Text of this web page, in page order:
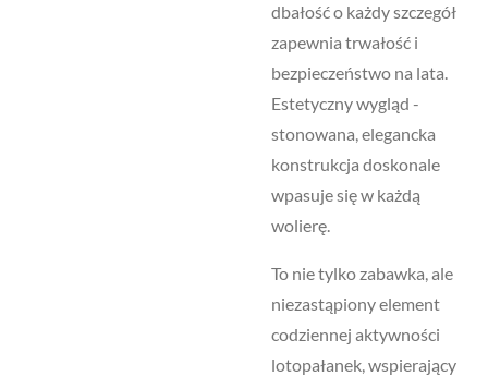
dbałość o każdy szczegół
zapewnia trwałość i
bezpieczeństwo na lata.
Estetyczny wygląd -
stonowana, elegancka
konstrukcja doskonale
wpasuje się w każdą
wolierę.
To nie tylko zabawka, ale
niezastąpiony element
codziennej aktywności
lotopałanek, wspierający